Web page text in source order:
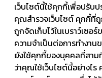
เว็บไซต์นี้ใช้คุกกี้เพื่อปรั
คุณสำรวจเว็บไซต์ คุกกี้ที่
ถูกจัดเก็บไว้ในเบราว์เซอ
ความจำเป็นต่อการทำงา
ยังใช้คุกกี้ของบุคคลที่สามที่
ว่าคุณใช้เว็บไซต์นี้อย่างไร